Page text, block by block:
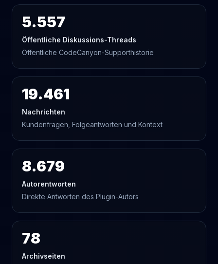
5.557
Öffentliche Diskussions-Threads
Öffentliche CodeCanyon-Supporthistorie
19.461
Nachrichten
Kundenfragen, Folgeantworten und Kontext
8.679
Autorentworten
Direkte Antworten des Plugin-Autors
78
Archivseiten